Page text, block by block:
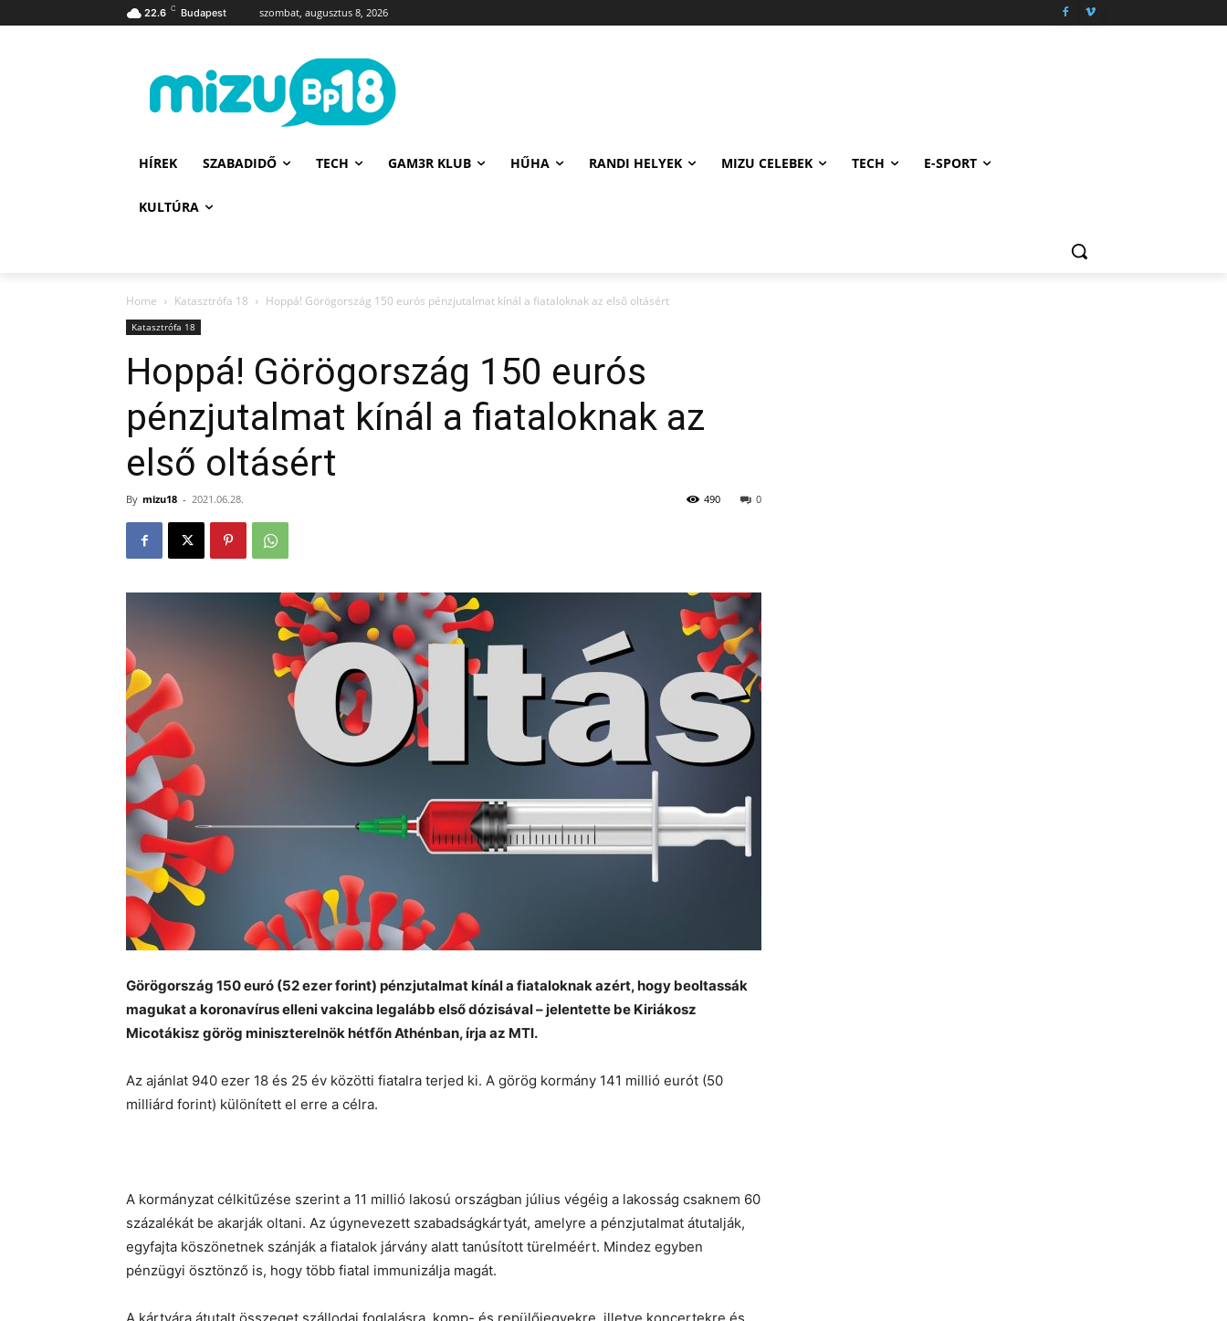
22.6 C Budapest szombat, augusztus 8, 2026
HÍREK SZABADIDŐ TECH GAM3R KLUB HŰHA RANDI HELYEK MIZU CELEBEK TECH E-SPORT
KULTÚRA
Home Katasztrófa 18 Hoppá! Görögország 150 eurós pénzjutalmat kínál a fiataloknak az első oltásért
Katasztrófa 18
Hoppá! Görögország 150 eurós
pénzjutalmat kínál a fiataloknak az
első oltásért
By mizu18 - 2021.06.28. 0
490
Görögország 150 euró (52 ezer forint) pénzjutalmat kínál a fiataloknak azért, hogy beoltassák
magukat a koronavírus elleni vakcina legalább első dózisával – jelentette be Kiriákosz
Micotákisz görög miniszterelnök hétfőn Athénban, írja az MTI.
Az ajánlat 940 ezer 18 és 25 év közötti fiatalra terjed ki. A görög kormány 141 millió eurót (50
milliárd forint) különített el erre a célra.
A kormányzat célkitűzése szerint a 11 millió lakosú országban július végéig a lakosság csaknem 60
százalékát be akarják oltani. Az úgynevezett szabadságkártyát, amelyre a pénzjutalmat átutalják,
egyfajta köszönetnek szánják a fiatalok járvány alatt tanúsított türelméért. Mindez egyben
pénzügyi ösztönző is, hogy több fiatal immunizálja magát.